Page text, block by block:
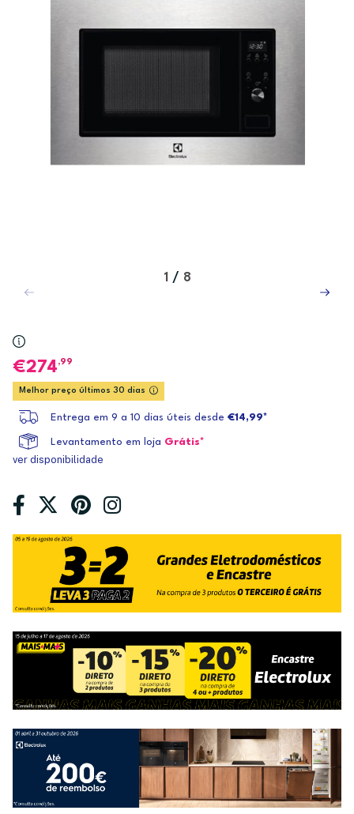
1 / 8
274,99
Melhor preço últimos 30 dias
Entrega em 9 a 10 dias úteis desde €14,99*
Levantamento em loja Grátis*
ver disponibilidade